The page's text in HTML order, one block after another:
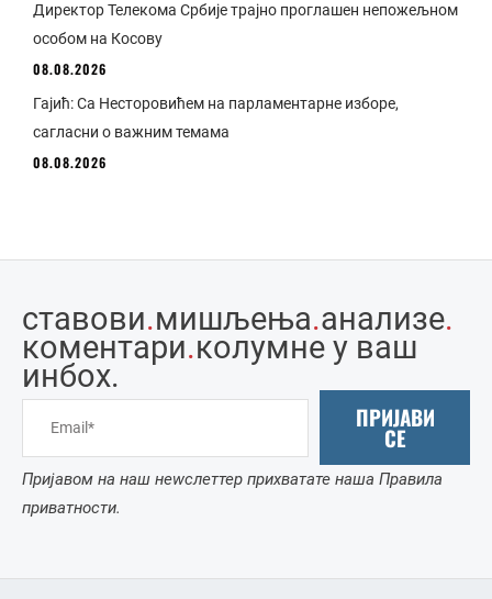
Директор Телекома Србије трајно проглашен непожељном
особом на Косову
08.08.2026
Гајић: Са Несторовићем на парламентарне изборе,
сагласни о важним темама
08.08.2026
ставови.мишљења.анализе.
коментари.колумне у ваш
инбоx.
ПРИЈАВИ
СЕ
Пријавом на наш неwслеттер прихватате наша Правила
приватности.